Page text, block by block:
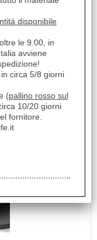
HOME è un
disponibile
le 9.00, in
avviene
circa 5/8 giorni
(pallino rosso sul
10/20 giorni
fornitore.